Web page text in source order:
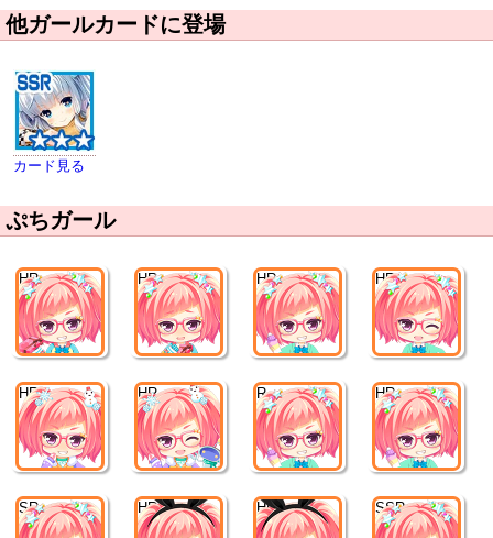
他ガールカードに登場
カード見る
ぷちガール
HR HR HR HR
HR HR R HR
SR HR HR SSR